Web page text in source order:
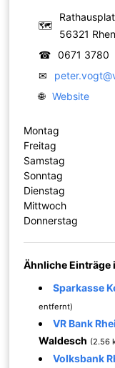
🗺
56321
☎
0671 3780
✉
🌐 Website
Montag
Freitag
Samstag
Sonntag
Dienstag
Mittwoch
Donnerstag
Ähnliche Einträge
Sparkasse
entfernt)
VR Bank
Waldesch (2.56
Volksbank